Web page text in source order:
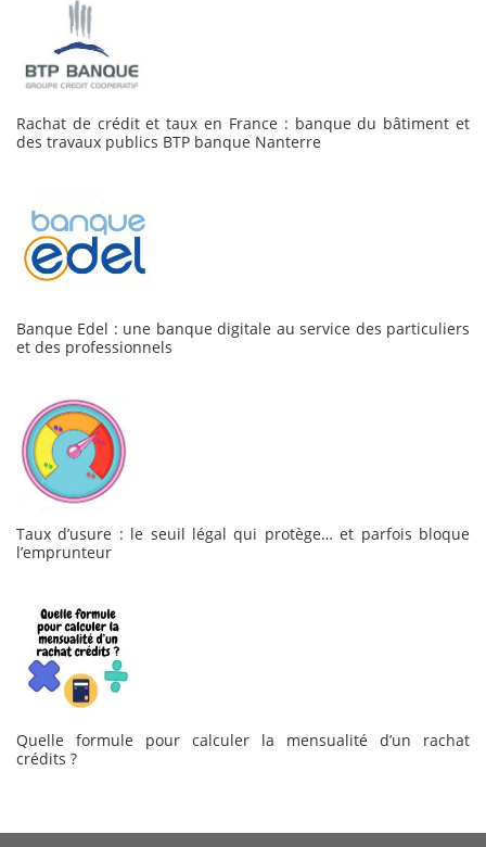
Rachat de crédit et taux en France : banque du bâtiment et
des travaux publics BTP banque Nanterre
Banque Edel : une banque digitale au service des particuliers
et des professionnels
Taux d’usure : le seuil légal qui protège… et parfois bloque
l’emprunteur
Quelle formule pour calculer la mensualité d’un rachat
crédits ?